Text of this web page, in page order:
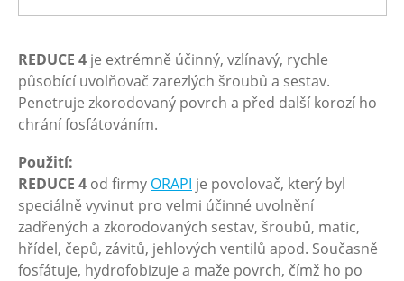
REDUCE 4 je extrémně účinný, vzlínavý, rychle
působící uvolňovač zarezlých šroubů a sestav.
Penetruje zkorodovaný povrch a před další korozí ho
chrání fosfátováním.
Použití:
REDUCE 4 od firmy ORAPI je povolovač, který byl
speciálně vyvinut pro velmi účinné uvolnění
zadřených a zkorodovaných sestav, šroubů, matic,
hřídel, čepů, závitů, jehlových ventilů apod. Současně
fosfátuje, hydrofobizuje a maže povrch, čímž ho po